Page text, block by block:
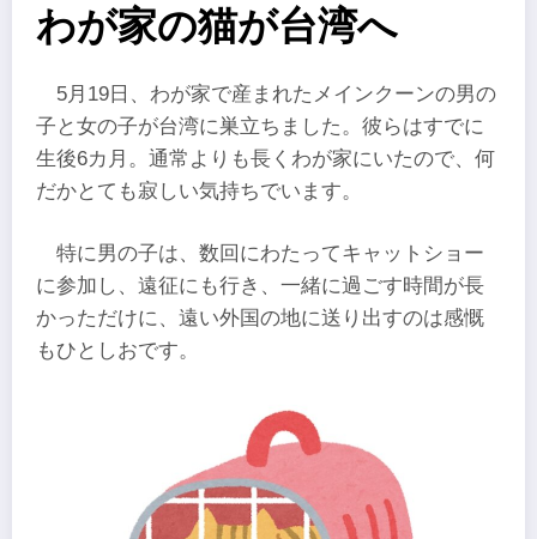
わが家の猫が台湾へ
5月19日、わが家で産まれたメインクーンの男の
子と女の子が台湾に巣立ちました。彼らはすでに
生後6カ月。通常よりも長くわが家にいたので、何
だかとても寂しい気持ちでいます。
特に男の子は、数回にわたってキャットショー
に参加し、遠征にも行き、一緒に過ごす時間が長
かっただけに、遠い外国の地に送り出すのは感慨
もひとしおです。